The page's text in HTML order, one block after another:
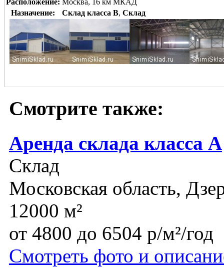
Расположение: Москва, 16 км МКАД
Назначение:
Склад класса B, Склад
Смотрите также:
Аренда склада класса А
Склад
Московская область,
12000 м²
от 4800 до 6504 р/м²/год
Смотреть фото и